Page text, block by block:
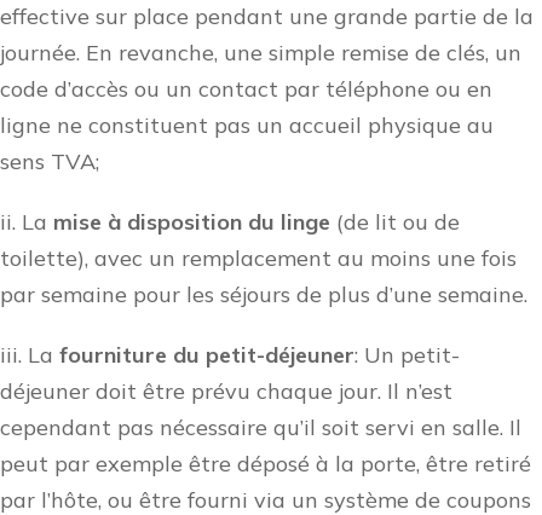
effective sur place pendant une grande partie de la
journée. En revanche, une simple remise de clés, un
code d’accès ou un contact par téléphone ou en
ligne ne constituent pas un accueil physique au
sens TVA;
ii. La mise à disposition du linge (de lit ou de
toilette), avec un remplacement au moins une fois
par semaine pour les séjours de plus d’une semaine.
iii. La fourniture du petit-déjeuner: Un petit-
déjeuner doit être prévu chaque jour. Il n’est
cependant pas nécessaire qu’il soit servi en salle. Il
peut par exemple être déposé à la porte, être retiré
par l’hôte, ou être fourni via un système de coupons